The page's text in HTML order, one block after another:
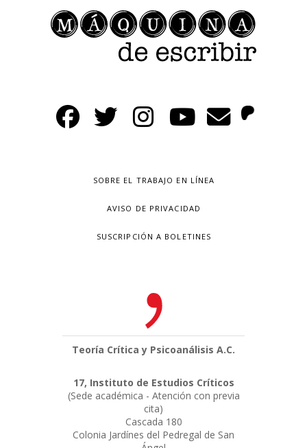
SOBRE EL TRABAJO EN LÍNEA
AVISO DE PRIVACIDAD
SUSCRIPCIÓN A BOLETINES
Teoría Crítica y Psicoanálisis A.C.
17, Instituto de Estudios Críticos
(Sede académica - Atención con previa
cita)
Cascada 180
Colonia Jardínes del Pedregal de San